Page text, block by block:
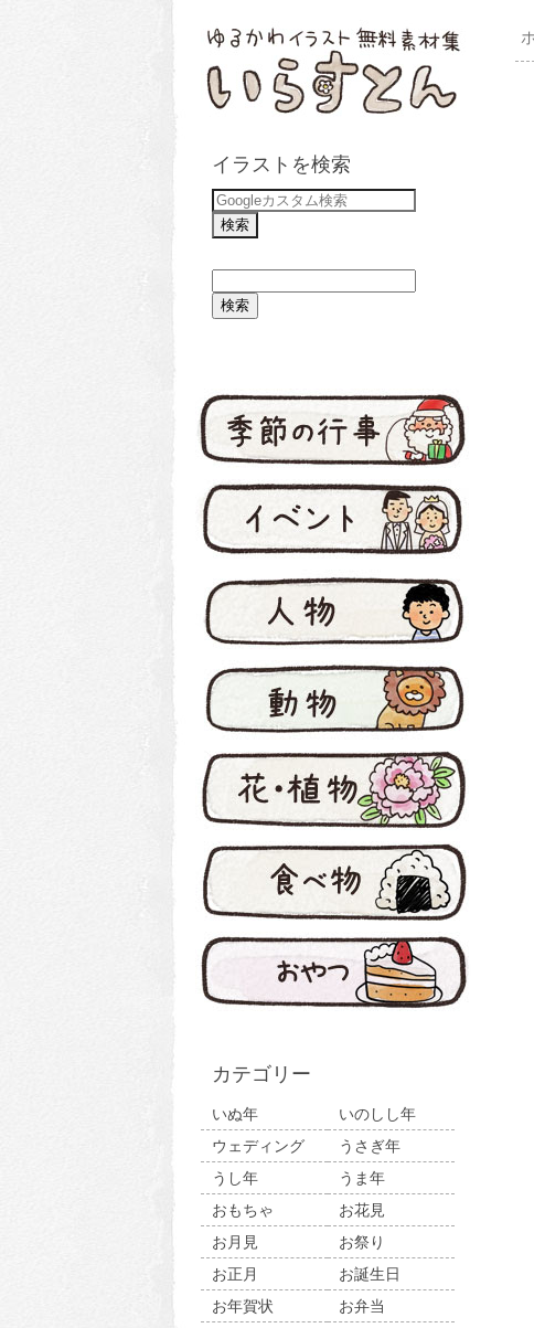
イラストを検索
カテゴリー
いぬ年
いのしし年
ウェディング
うさぎ年
うし年
うま年
おもちゃ
お花見
お月見
お祭り
お正月
お誕生日
お年賀状
お弁当